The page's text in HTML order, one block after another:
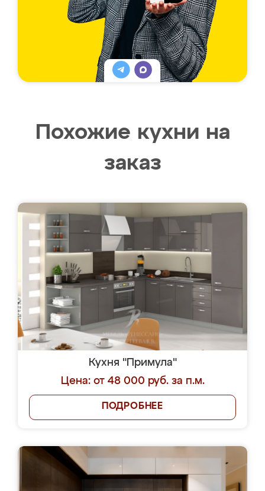
Похожие кухни на
заказ
Кухня "Примула"
Цена: от 48 000 руб. за п.м.
ПОДРОБНЕЕ